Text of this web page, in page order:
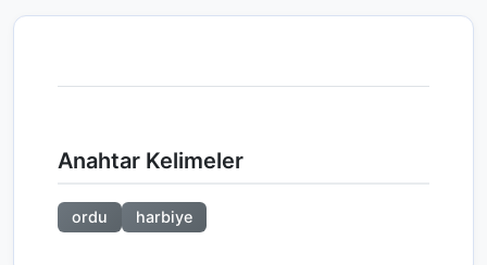
Anahtar Kelimeler
ordu harbiye